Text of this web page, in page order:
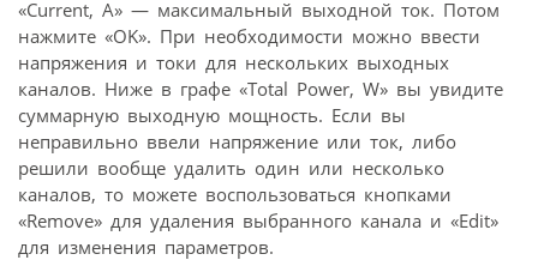
«Current, A» — максимальный выходной ток. Потом
нажмите «OK». При необходимости можно ввести
напряжения и токи для нескольких выходных
каналов. Ниже в графе «Total Power, W» вы увидите
суммарную выходную мощность. Если вы
неправильно ввели напряжение или ток, либо
решили вообще удалить один или несколько
каналов, то можете воспользоваться кнопками
«Remove» для удаления выбранного канала и «Edit»
для изменения параметров.